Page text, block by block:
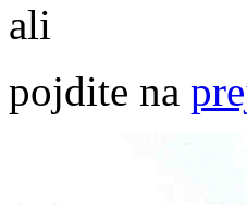
ali
pojdite na